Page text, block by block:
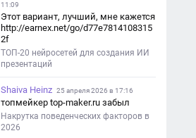
11:09
Этот вариант, лучший, мне кажется
http://earnex.net/go/d77e7814108315
2f
ТОП-20 нейросетей для создания ИИ
презентаций
Shaiva Heinz 25 апреля 2026 в 17:16
топмейкер top-maker.ru забыл
Накрутка поведенческих факторов в
2026